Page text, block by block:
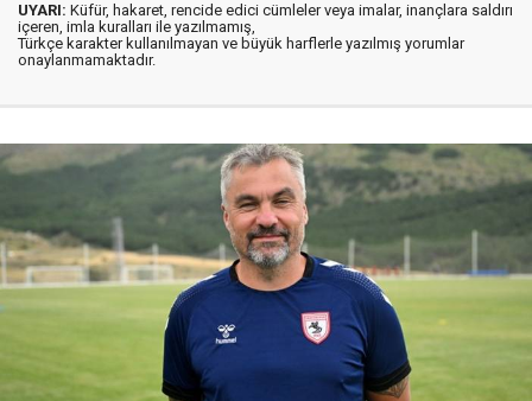
UYARI: Küfür, hakaret, rencide edici cümleler veya imalar, inançlara saldırı
içeren, imla kuralları ile yazılmamış,
Türkçe karakter kullanılmayan ve büyük harflerle yazılmış yorumlar
onaylanmamaktadır.